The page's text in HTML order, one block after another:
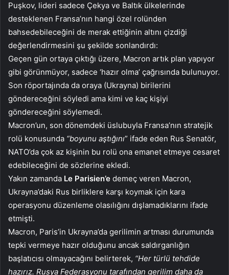
Puşkov, lideri sadece Çekya ve Baltık ülkelerinde
desteklenen Fransa’nın hangi özel rolünden
bahsedebileceğini de merak ettiğinin altını çizdiği
değerlendirmesini şu şekilde sonlandırdı:
Geçen gün ortaya çıktığı üzere, Macron artık plan yapıyor
gibi görünmüyor, sadece ‘hazır olma’ çağrısında bulunuyor.
Son röportajında da oraya (Ukrayna) birilerini
göndereceğini söyledi ama kimi ve kaç kişiyi
göndereceğini söylemedi.
Macron’un, son dönemdeki üslubuyla Fransa’nın stratejik
rolü konusunda “boyunu aştığını” ifade eden Rus Senatör,
NATO’da çok az kişinin bu rolü ona emanet etmeye cesaret
edebileceğini de sözlerine ekledi.
Yakın zamanda Le Parisien’e demeç veren Macron,
Ukrayna’daki Rus birliklere karşı koymak için kara
operasyonu düzenleme olasılığını dışlamadıklarını ifade
etmişti.
Macron, Paris’in Ukrayna’da gerilimin artması durumunda
tepki vermeye hazır olduğunu ancak saldırganlığın
başlatıcısı olmayacağını belirterek, “Her türlü tehdide
hazırız. Rusya Federasyonu tarafından gerilim daha da